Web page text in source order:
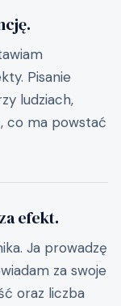
Pisanie
ludziach,
co ma powstać
efekt.
Ja prowadzę
za swoje
oraz liczba